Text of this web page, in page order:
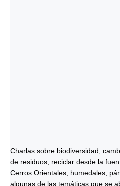
Charlas sobre biodiversidad,
de residuos, reciclar desde la
Cerros Orientales, humedales,
algunas de las temáticas que se